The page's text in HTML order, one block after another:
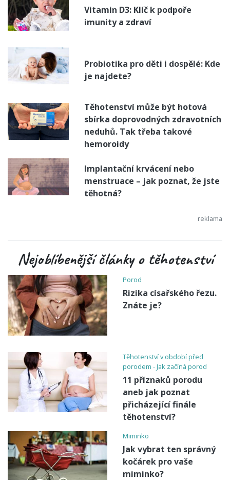
Vitamin D3: Klíč k podpoře
imunity a zdraví
Probiotika pro děti i dospělé: Kde
je najdete?
Těhotenství může být hotová
sbírka doprovodných zdravotních
neduhů. Tak třeba takové
hemoroidy
Implantační krvácení nebo
menstruace – jak poznat, že jste
těhotná?
Nejoblíbenější články o těhotenství
Porod
Rizika císařského řezu.
Znáte je?
Těhotenství v období před
porodem - Jak začíná porod
11 příznaků porodu
aneb jak poznat
přicházející finále
těhotenství?
Miminko
Jak vybrat ten správný
kočárek pro vaše
miminko?